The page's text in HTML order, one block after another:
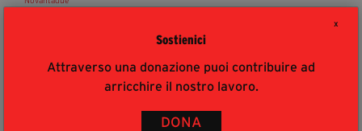
X
Sostienici
Attraverso una donazione puoi contribuire ad
arricchire il nostro lavoro.
DONA
Erica Cuda
Giovanni Tizian,
Il silenzio. Italia 1992-2022, Laterza,
2022
in collaborazione con Mammut Teatro